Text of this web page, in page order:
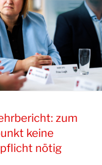
zum
keine
nötig